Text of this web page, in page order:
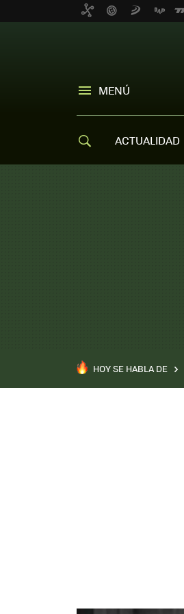
MENÚ
ACTUALIDAD
HOY SE HABLA DE